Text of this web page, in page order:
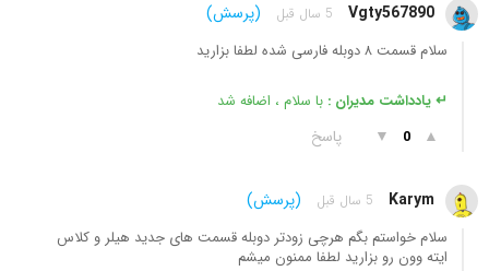
Vgty567890 5 سال قبل (پرسش)
سلام قسمت ۸ دوبله فارسی شده لطفا بزارید
↵ یادداشت مدیران : با سلام ، اضافه شد
▲
0
▼ پاسخ
Karym 5 سال قبل (پرسش)
سلام خواستم بگم هرچی زودتر دوبله قسمت های جدید هیلر و کلاس
ایته وون رو بزارید لطفا ممنون میشم